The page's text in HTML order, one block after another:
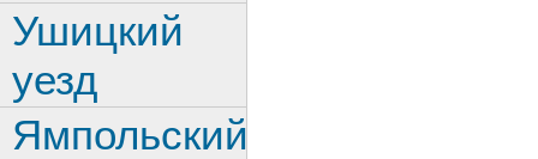
Ушицкий
уезд
Ямпольский